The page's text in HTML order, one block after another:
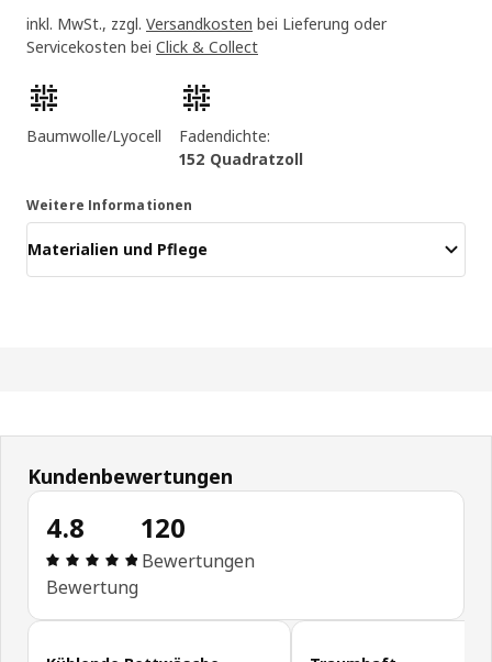
inkl. MwSt., zzgl. Versandkosten bei Lieferung oder
Servicekosten bei Click & Collect
Produktmerkmale
Baumwolle/Lyocell
Fadendichte:
152 Quadratzoll
Weitere Informationen
Materialien und Pflege
Kundenbewertungen
4.8
Produktbewertung: 4.8 von 5 Sterne Alle
Bewertung
120
Bewertungen
Kundenbewertungen überspringen